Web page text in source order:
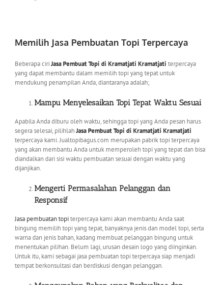
Memilih Jasa Pembuatan Topi Terpercaya
Beberapa ciriJasa Pembuat Topi di Kramatjati Kramatjati terpercaya
yang dapat membantu dalam memilih topi yang tepat untuk
mendukung penampilan Anda, diantaranya adalah;
Mampu Menyelesaikan Topi Tepat Waktu Sesuai
Apabila Anda diburu oleh waktu, sehingga topi yang Anda pesan harus
segera selesai, pilihlahJasa Pembuat Topi di Kramatjati Kramatjati
terpercaya kami. Jualtopibagus.com merupakan pabrik topi terpercaya
yang akan membantu Anda untuk memperoleh topi yang tepat dan bisa
diandalkan dari sisi waktu pembuatan sesuai dengan waktu yang
dijanjikan.
Mengerti Permasalahan Pelanggan dan
Responsif
Jasa pembuatan topiterpercaya kami akan membantu Anda saat
bingung memilih topi yang tepat, banyaknya jenis dan model topi, serta
warna dan jenis bahan, kadang membuat pelanggan bingung untuk
menentukan pilihan. Belum lagi, urusan desain logo yang diinginkan.
Untuk itu, kami sebagai jasa pembuatan topi terpercaya siap menjadi
tempat berkonsultasi dan berdiskusi dengan pelanggan.